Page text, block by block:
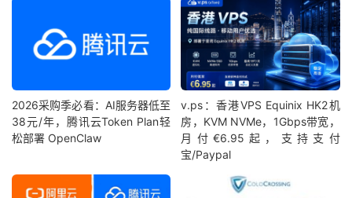
2026采购季必看：AI服务器低至
38元/年，腾讯云Token Plan轻
松部署 OpenClaw
v.ps：香港VPS Equinix HK2机
房，KVM NVMe，1Gbps带宽，
月付€6.95起，支持支付
宝/Paypal